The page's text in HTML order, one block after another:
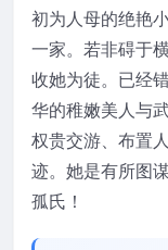
初为人母的绝艳
一家。若非碍于
收她为徒。已经
华的稚嫩美人与
权贵交游、布置
迹。她是有所图
孤氏！